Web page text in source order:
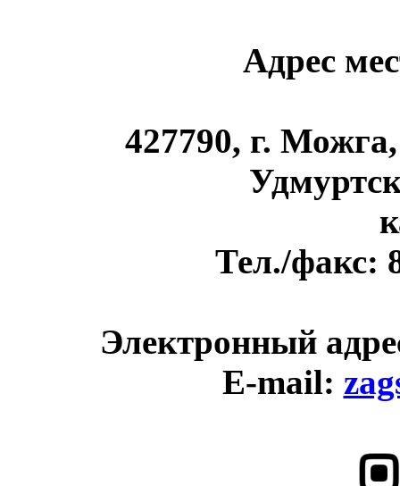
Адрес
427790, г.
Тел./факс:
Электронный
E-mail: